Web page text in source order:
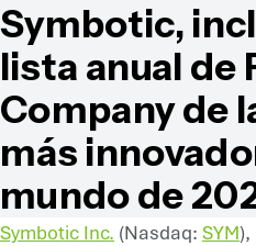
Symbotic,
lista anual de
Company de
más
mundo de
Symbotic Inc. (Nasdaq: SYM